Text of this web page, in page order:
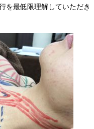
を最低限理解していただき